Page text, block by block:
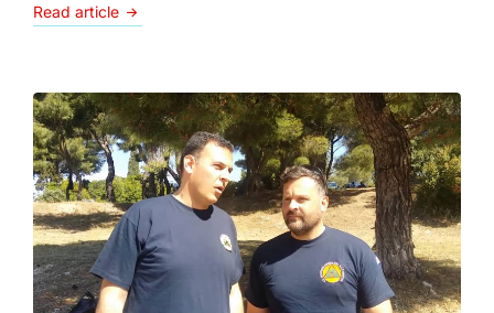
Read article